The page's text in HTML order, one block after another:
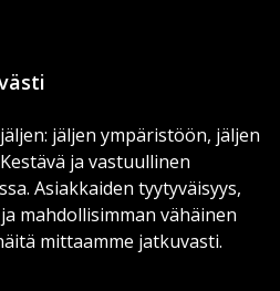
jäljen ympäristöön, jäljen
ja vastuullinen
Asiakkaiden tyytyväisyys,
mahdollisimman vähäinen
mittaamme jatkuvasti.